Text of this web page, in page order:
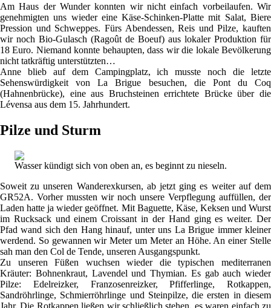
Am Haus der Wunder konnten wir nicht einfach vorbeilaufen. Wir
genehmigten uns wieder eine Käse-Schinken-Platte mit Salat, Biere
Pression und Schweppes. Fürs Abendessen, Reis und Pilze, kauften
wir noch Bio-Gulasch (Ragoût de Boeuf) aus lokaler Produktion für
18 Euro. Niemand konnte behaupten, dass wir die lokale Bevölkerung
nicht tatkräftig unterstützten…
Anne blieb auf dem Campingplatz, ich musste noch die letzte
Sehenswürdigkeit von La Brigue besuchen, die Pont du Coq
(Hahnenbrücke), eine aus Bruchsteinen errichtete Brücke über die
Lévensa aus dem 15. Jahrhundert.
Pilze und Sturm
Wasser kündigt sich von oben an, es beginnt zu nieseln.
Soweit zu unseren Wanderexkursen, ab jetzt ging es weiter auf dem
GR52A. Vorher mussten wir noch unsere Verpflegung auffüllen, der
Laden hatte ja wieder geöffnet. Mit Baguette, Käse, Keksen und Wurst
im Rucksack und einem Croissant in der Hand ging es weiter. Der
Pfad wand sich den Hang hinauf, unter uns La Brigue immer kleiner
werdend. So gewannen wir Meter um Meter an Höhe. An einer Stelle
sah man den Col de Tende, unseren Ausgangspunkt.
Zu unseren Füßen wuchsen wieder die typischen mediterranen
Kräuter: Bohnenkraut, Lavendel und Thymian. Es gab auch wieder
Pilze: Edelreizker, Franzosenreizker, Pfifferlinge, Rotkappen,
Sandröhrlinge, Schmierröhrlinge und Steinpilze, die ersten in diesem
Jahr. Die Rotkappen ließen wir schließlich stehen, es waren einfach zu